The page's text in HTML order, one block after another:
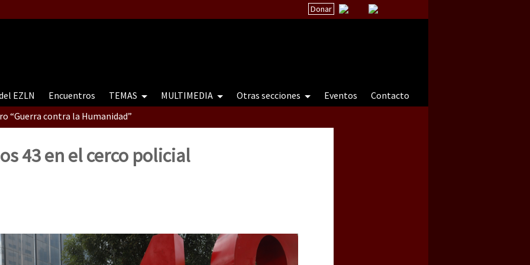
Donar
EZLN Encuentros TEMAS MULTIMEDIA Otras secciones Eventos
Contacto
“Guerra contra la Humanidad”
“Guerra contra a Humanidade”(As populações e a natureza e a natureza sob cerco)
contra a Humanidade” (As populações e a natureza sob cerco)
43 en el cerco policial